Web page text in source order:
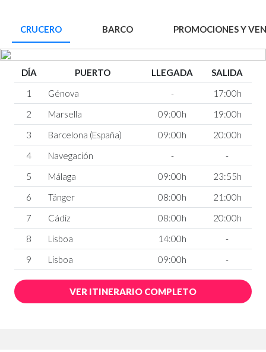
CRUCERO BARCO PROMOCIONES Y
DÍA PUERTO LLEGADA
SALIDA
1
Génova -
17:00h
2
Marsella 09:00h
19:00h
3
Barcelona (España) 09:00h
20:00h
4
Navegación -
-
5
Málaga 09:00h
23:55h
6
Tánger 08:00h
21:00h
7
Cádiz 08:00h
20:00h
8
Lisboa 14:00h
-
9
Lisboa 09:00h -
VER ITINERARIO COMPLETO